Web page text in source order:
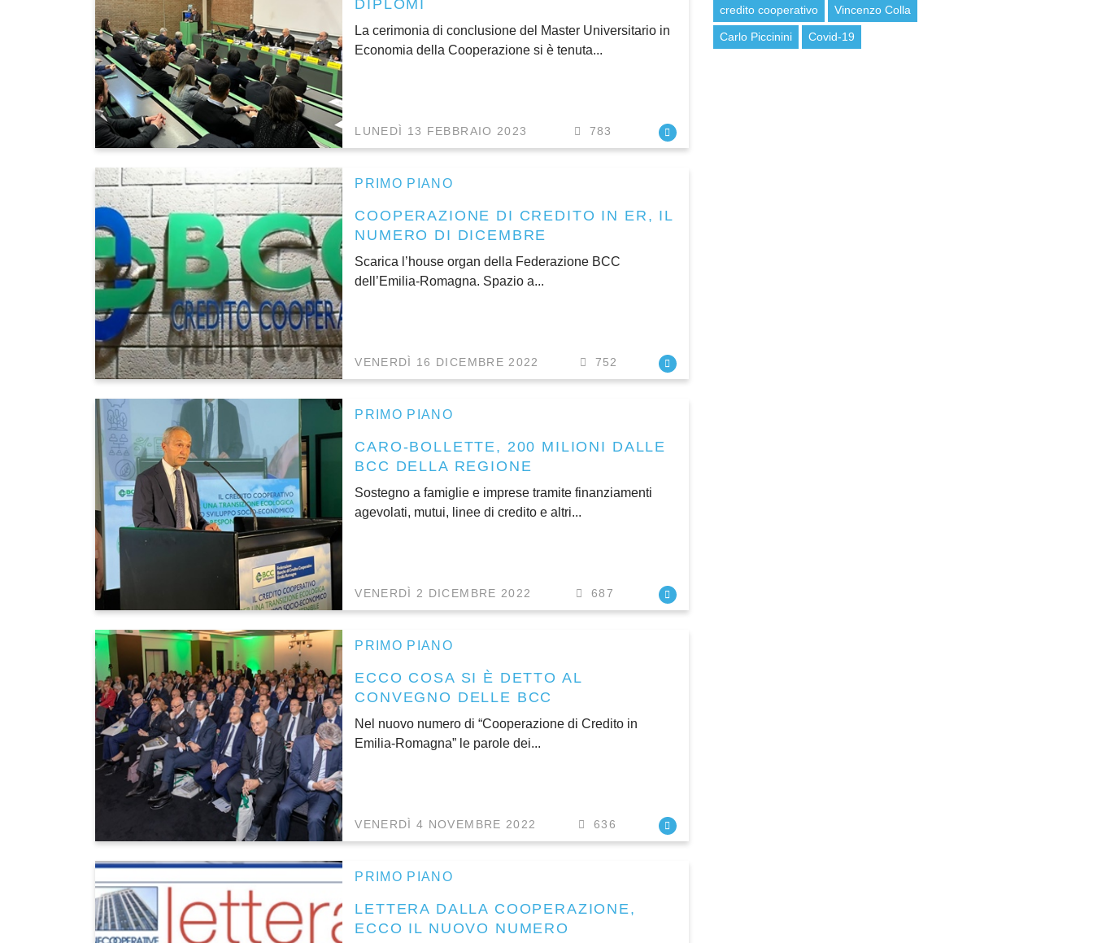
DIPLOMI
La cerimonia di conclusione del Master Universitario in
Economia della Cooperazione si è tenuta...
LUNEDÌ 13 FEBBRAIO 2023 783
PRIMO PIANO
COOPERAZIONE DI CREDITO IN ER, IL
NUMERO DI DICEMBRE
Scarica l’house organ della Federazione BCC
dell’Emilia-Romagna. Spazio a...
VENERDÌ 16 DICEMBRE 2022 752
PRIMO PIANO
CARO-BOLLETTE, 200 MILIONI DALLE
BCC DELLA REGIONE
Sostegno a famiglie e imprese tramite finanziamenti
agevolati, mutui, linee di credito e altri...
VENERDÌ 2 DICEMBRE 2022 687
PRIMO PIANO
ECCO COSA SI È DETTO AL
CONVEGNO DELLE BCC
Nel nuovo numero di “Cooperazione di Credito in
Emilia-Romagna” le parole dei...
VENERDÌ 4 NOVEMBRE 2022 636
PRIMO PIANO
LETTERA DALLA COOPERAZIONE,
ECCO IL NUOVO NUMERO
credito cooperativo Vincenzo Colla
Carlo Piccinini Covid-19